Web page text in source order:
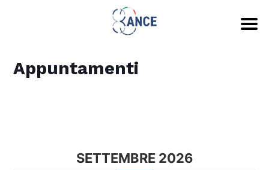
Appuntamenti
SETTEMBRE 2026